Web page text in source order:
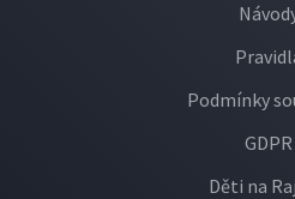
Podmínky
GDPR
Děti na